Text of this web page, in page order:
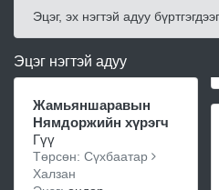
Эцэг, эх нэгтэй адуу
Эцэг нэгтэй адуу
Жамьяншаравын
Нямдоржийн хүрэгч
Гүү
Төрсөн: Сүхбаатар
Халзан